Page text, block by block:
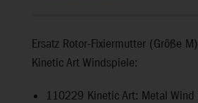
Ersatz Rotor-Fixiermutter (Größe
Kinetic Art Windspiele:
110229 Kinetic Art: Metal